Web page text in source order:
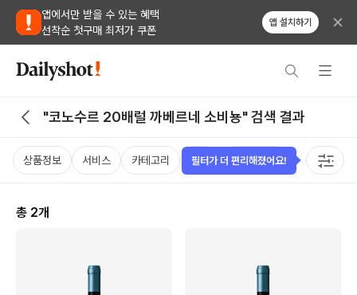
앱에서만 받을 수 있는 혜택
선착순 첫구매 최저가 쿠폰
앱 설치하기
"코노수르 20배럴 까베르네 소비뇽" 검색 결과
상품정보 서비스 카테고리 가격 비비노점수 국가 용량
총 2개
필터가 더 편리해졌어요!